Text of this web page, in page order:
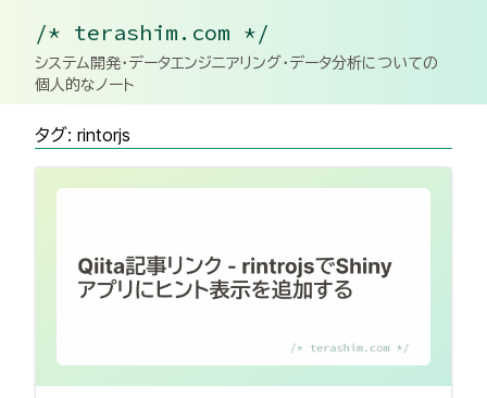
/* terashim.com */
システム開発・データエンジニアリング・データ分析についての
個人的なノート
タグ: rintorjs